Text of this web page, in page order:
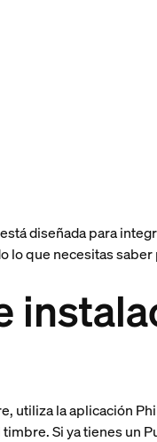
diseñada para
lo que necesitas
utiliza la aplicación
Si ya tienes un